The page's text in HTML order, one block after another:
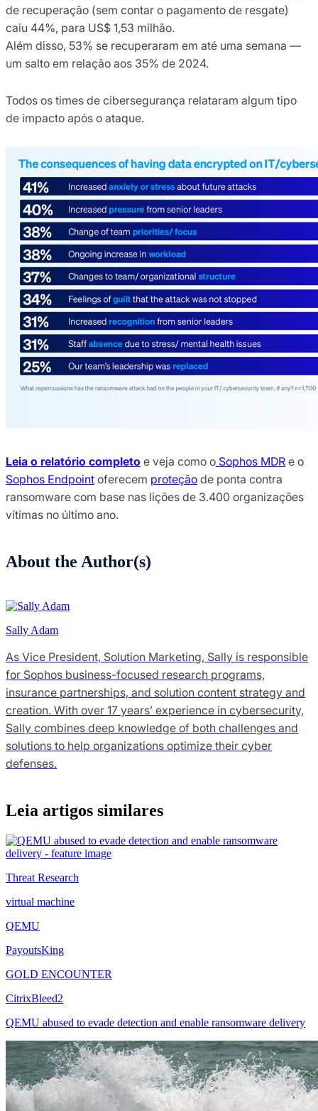
de recuperação (sem contar o pagamento de resgate)
caiu 44%, para US$ 1,53 milhão.
Além disso, 53% se recuperaram em até uma semana —
um salto em relação aos 35% de 2024.
Todos os times de cibersegurança relataram algum tipo
de impacto após o ataque.
Leia o relatório completo e veja como o Sophos MDR e o
Sophos Endpoint oferecem proteção de ponta contra
ransomware com base nas lições de 3.400 organizações
vítimas no último ano.
About the Author(s)
Sally Adam
As Vice President, Solution Marketing, Sally is responsible
for Sophos business-focused research programs,
insurance partnerships, and solution content strategy and
creation. With over 17 years’ experience in cybersecurity,
Sally combines deep knowledge of both challenges and
solutions to help organizations optimize their cyber
defenses.
Leia artigos similares
Threat Research
virtual machine
QEMU
PayoutsKing
GOLD ENCOUNTER
CitrixBleed2
QEMU abused to evade detection and enable ransomware delivery